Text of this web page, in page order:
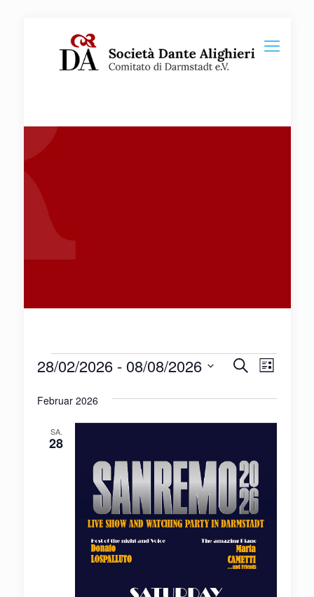
Veranstaltungen Suche Liste
28/02/2026 - 08/08/2026
wählen.
Februar 2026
SA.
28